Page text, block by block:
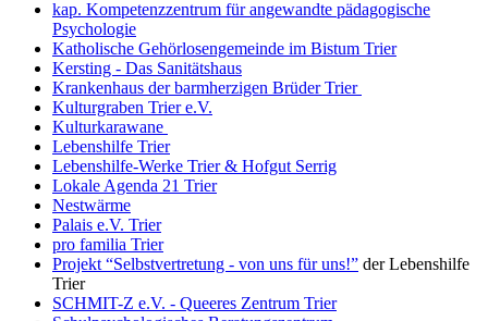
kap. Kompetenzzentrum für angewandte pädagogische
Psychologie
Katholische Gehörlosengemeinde im Bistum Trier
Kersting - Das Sanitätshaus
Krankenhaus der barmherzigen Brüder Trier
Kulturgraben Trier e.V.
Kulturkarawane
Lebenshilfe Trier
Lebenshilfe-Werke Trier & Hofgut Serrig
Lokale Agenda 21 Trier
Nestwärme
Palais e.V. Trier
pro familia Trier
Projekt “Selbstvertretung - von uns für uns!” der Lebenshilfe
Trier
SCHMIT-Z e.V. - Queeres Zentrum Trier